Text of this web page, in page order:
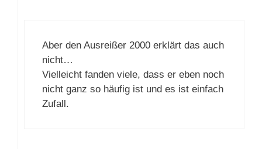
Aber den Ausreißer 2000 erklärt das auch
nicht…
Vielleicht fanden viele, dass er eben noch
nicht ganz so häufig ist und es ist einfach
Zufall.